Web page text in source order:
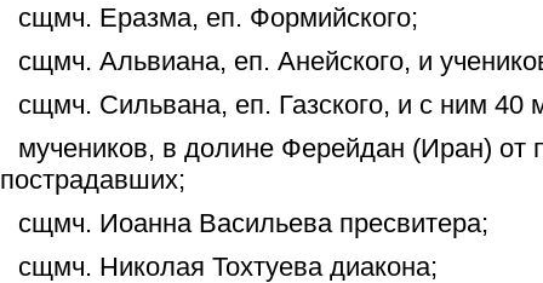
сщмч. Еразма, еп. Формийского;
сщмч. Альвиана, еп. Анейского, и
сщмч. Сильвана, еп. Газского, и с ним 40
мучеников, в долине Ферейдан (Иран) от
пострадавших;
сщмч. Иоанна Васильева пресвитера;
сщмч. Николая Тохтуева диакона;